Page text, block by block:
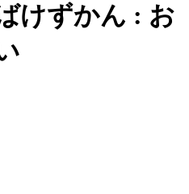
けずかん : お